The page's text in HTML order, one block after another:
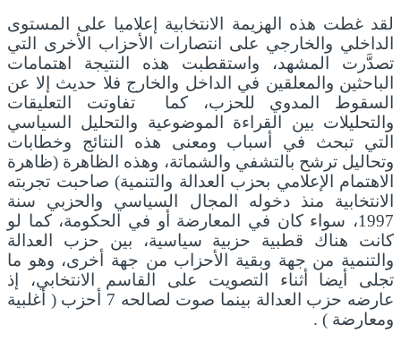
لقد غطت هذه الهزيمة الانتخابية إعلاميا على المستوى
الداخلي والخارجي على انتصارات الأحزاب الأخرى التي
تصدَّرت المشهد، واستقطبت هذه النتيجة اهتمامات
الباحثين والمعلقين في الداخل والخارج فلا حديث إلا عن
السقوط المدوي للحزب، كما تفاوتت التعليقات
والتحليلات بين القراءة الموضوعية والتحليل السياسي
التي تبحث في أسباب ومعنى هذه النتائج وخطابات
وتحاليل ترشح بالتشفي والشماتة، وهذه الظاهرة (ظاهرة
الاهتمام الإعلامي بحزب العدالة والتنمية) صاحبت تجربته
الانتخابية منذ دخوله المجال السياسي والحزبي سنة
1997، سواء كان في المعارضة أو في الحكومة، كما لو
كانت هناك قطبية حزبية سياسية، بين حزب العدالة
والتنمية من جهة وبقية الأحزاب من جهة أخرى، وهو ما
تجلى أيضا أثناء التصويت على القاسم الانتخابي، إذ
عارضه حزب العدالة بينما صوت لصالحه 7 أحزب ( أغلبية
ومعارضة ) .